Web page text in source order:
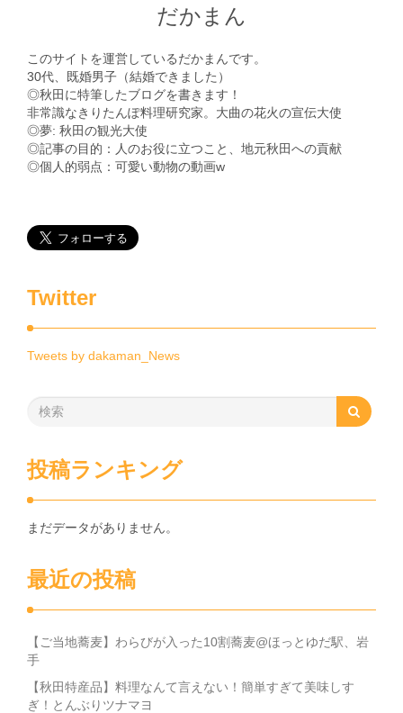
だかまん
このサイトを運営しているだかまんです。
30代、既婚男子（結婚できました）
◎秋田に特筆したブログを書きます！
非常識なきりたんぽ料理研究家。大曲の花火の宣伝大使
◎夢: 秋田の観光大使
◎記事の目的：人のお役に立つこと、地元秋田への貢献
◎個人的弱点：可愛い動物の動画w
Twitter
Tweets by dakaman_News
投稿ランキング
まだデータがありません。
最近の投稿
【ご当地蕎麦】わらびが入った10割蕎麦@ほっとゆだ駅、岩
手
【秋田特産品】料理なんて言えない！簡単すぎて美味しす
ぎ！とんぶりツナマヨ